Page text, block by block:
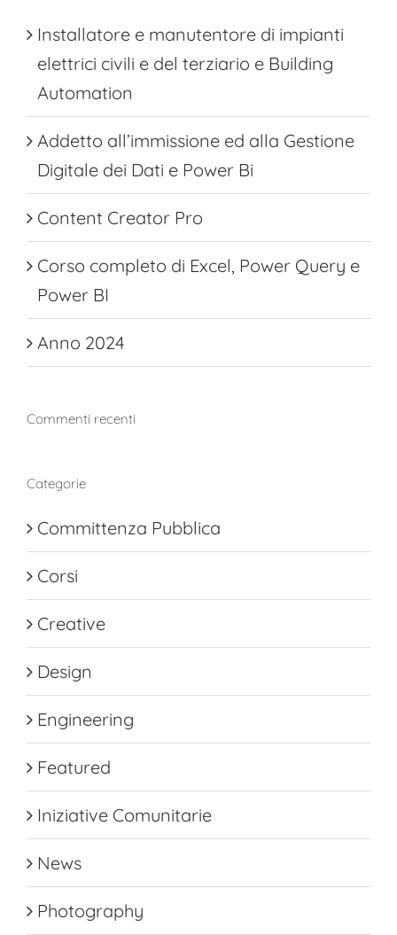
Installatore e manutentore di impianti
elettrici civili e del terziario e Building
Automation
Addetto all’immissione ed alla Gestione
Digitale dei Dati e Power Bi
Content Creator Pro
Corso completo di Excel, Power Query e
Power BI
Anno 2024
Commenti recenti
Categorie
Committenza Pubblica
Corsi
Creative
Design
Engineering
Featured
Iniziative Comunitarie
News
Photography